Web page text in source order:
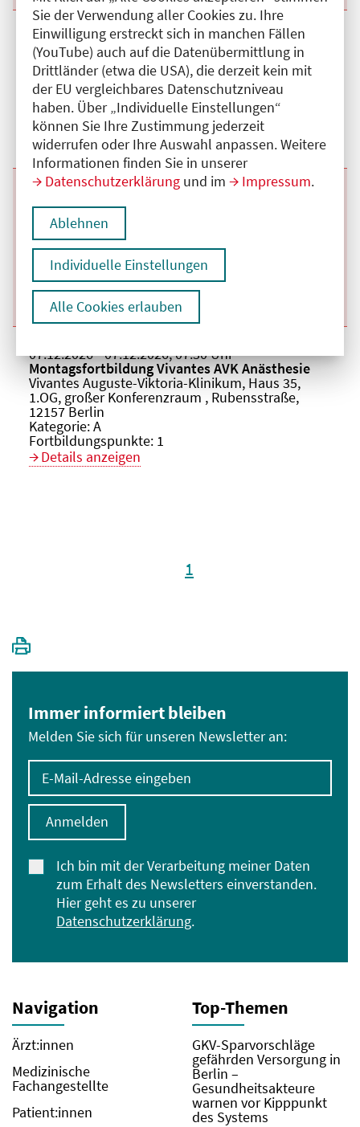
Sie der Verwendung aller Cookies zu. Ihre
Einwilligung erstreckt sich in manchen Fällen
(YouTube) auch auf die Datenübermittlung in
Drittländer (etwa die USA), die derzeit kein mit
der EU vergleichbares Datenschutzniveau
haben. Über „Individuelle Einstellungen“
können Sie Ihre Zustimmung jederzeit
widerrufen oder Ihre Auswahl anpassen. Weitere
Informationen finden Sie in unserer
Datenschutzerklärung und im Impressum.
Ablehnen
Individuelle Einstellungen
Alle Cookies erlauben
Beginn:
05.10.2026Ende und Anfangszeit:
-05.10.2026,07:30 Uhr
Veranstaltungstitel:
Montagsfortbildung Vivantes AVK Anästhesie
Veranstaltungsort:
Vivantes Auguste-Viktoria-Klinikum, Haus 35,
1.OG, großer Konferenzraum , Rubensstraße,
12157 Berlin
Kategorie:A
Fortbildungspunkte:1
Details anzeigen
Ende und Anfangszeit:
,07:30 Uhr
Veranstaltungstitel:
Montagsfortbildung Vivantes AVK Anästhesie
Veranstaltungsort:
Vivantes Auguste-Viktoria-Klinikum, Haus 35,
1.OG, großer Konferenzraum , Rubensstraße,
12157 Berlin
Kategorie:A
Fortbildungspunkte:1
Details anzeigen
Beginn:
07.12.2026Ende und Anfangszeit:
-07.12.2026,07:30 Uhr
Veranstaltungstitel:
Montagsfortbildung Vivantes AVK Anästhesie
Veranstaltungsort:
Vivantes Auguste-Viktoria-Klinikum, Haus 35,
1.OG, großer Konferenzraum , Rubensstraße,
12157 Berlin
Kategorie:A
Fortbildungspunkte: 1
Details anzeigen
1
Immer informiert bleiben
Melden Sie sich für unseren Newsletter an:
E-Mail-Adresse eingeben
Ich bin mit der Verarbeitung meiner Daten
zum Erhalt des Newsletters einverstanden.
Hier geht es zu unserer
Datenschutzerklärung.
Anmelden
Navigation
Ärzt:innen
Medizinische
Fachangestellte
Patient:innen
Top-Themen
GKV-Sparvorschläge
gefährden Versorgung in
Berlin –
Gesundheitsakteure
warnen vor Kipppunkt
des Systems